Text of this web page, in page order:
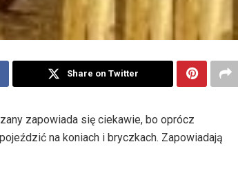
Share on Twitter
zapowiada się ciekawie, bo oprócz
na koniach i bryczkach. Zapowiadają